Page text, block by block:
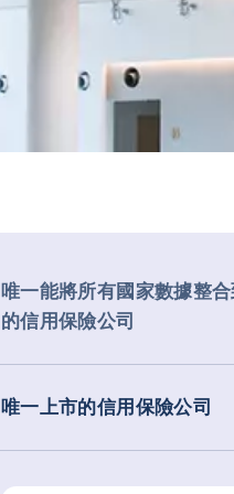
唯一能將所有國家數據整
的信用保險公司
唯一上市的信用保險公司